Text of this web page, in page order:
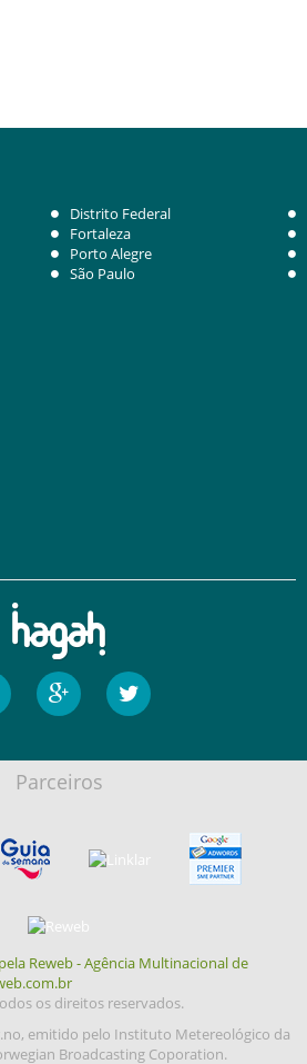
Distrito Federal
Fortaleza
Porto Alegre
São Paulo
Parceiros
Reweb - Agência Multinacional de
os direitos reservados.
emitido pelo Instituto Metereológico da
Broadcasting Coporation.